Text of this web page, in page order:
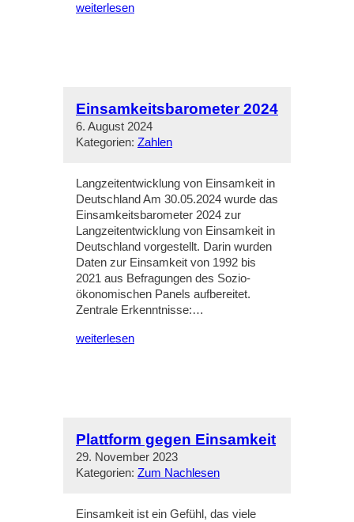
weiterlesen
Einsamkeitsbarometer 2024
6. August 2024
Kategorien: Zahlen
Langzeitentwicklung von Einsamkeit in
Deutschland Am 30.05.2024 wurde das
Einsamkeitsbarometer 2024 zur
Langzeitentwicklung von Einsamkeit in
Deutschland vorgestellt. Darin wurden
Daten zur Einsamkeit von 1992 bis
2021 aus Befragungen des Sozio-
ökonomischen Panels aufbereitet.
Zentrale Erkenntnisse:…
weiterlesen
Plattform gegen Einsamkeit
29. November 2023
Kategorien: Zum Nachlesen
Einsamkeit ist ein Gefühl, das viele